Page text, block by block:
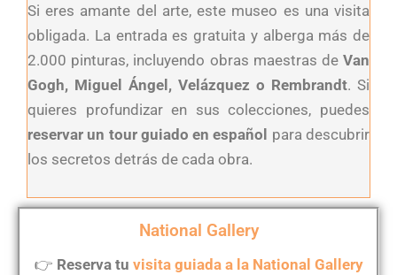
Si eres amante del arte, este museo es una visita
obligada. La entrada es gratuita y alberga más de
2.000 pinturas, incluyendo obras maestras de Van
Gogh, Miguel Ángel, Velázquez o Rembrandt. Si
quieres profundizar en sus colecciones, puedes
reservar un tour guiado en español para descubrir
los secretos detrás de cada obra.
National Gallery
👉 Reserva tu visita guiada a la National Gallery